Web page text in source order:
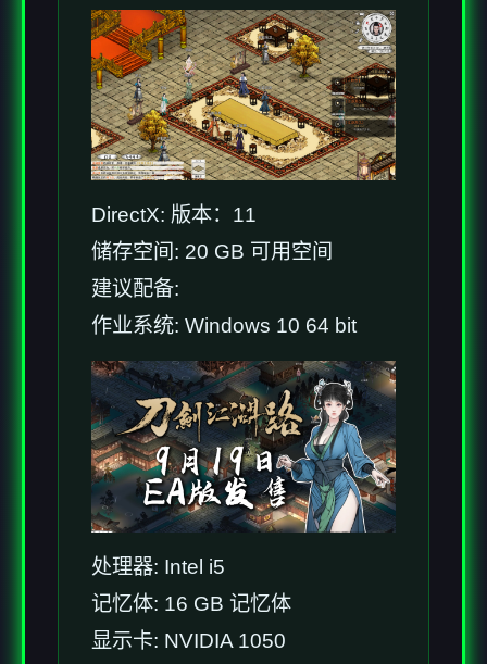
DirectX: 版本：11
储存空间: 20 GB 可用空间
建议配备:
作业系统: Windows 10 64 bit
处理器: Intel i5
记忆体: 16 GB 记忆体
显示卡: NVIDIA 1050